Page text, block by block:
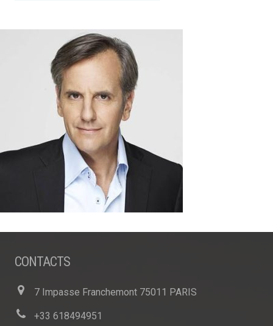
CONTACTS
7 Impasse Franchemont 75011 PARIS
+33 618494951